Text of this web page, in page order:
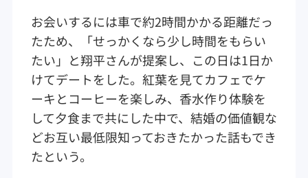
お会いするには車で約2時間かかる距離だっ
たため、「せっかくなら少し時間をもらい
たい」と翔平さんが提案し、この日は1日か
けてデートをした。紅葉を見てカフェでケ
ーキとコーヒーを楽しみ、香水作り体験を
して夕食まで共にした中で、結婚の価値観な
どお互い最低限知っておきたかった話もでき
たという。